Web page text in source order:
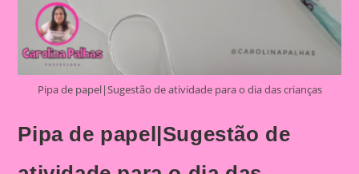
Pipa de papel|Sugestão de atividade para o dia das crianças
Pipa de papel|Sugestão de